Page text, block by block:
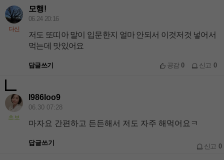
다신
모행!
06.24 20:16
저도 또띠아 말이 입문한지 얼마 안되서 이것저것 넣어서
먹는데 맛있어요
답글쓰기 공감0 신고 0
초보
l986loo9
06.30 07:28
마자요 간편하고 든든해서 저도 자주 해먹어요ㅋ
답글쓰기 신고 0